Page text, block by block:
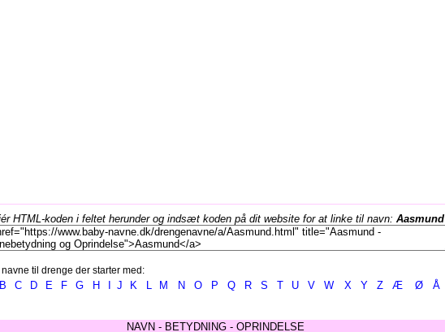
HTML-koden i feltet herunder og indsæt koden på dit website for at linke til navn: Aasmund
navne til drenge der starter med:
B C D E F G H J K L M N O P Q R S T U V W X Y Z Æ Ø Å
NAVN - BETYDNING - OPRINDELSE